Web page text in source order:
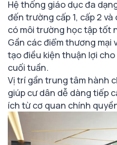
Hệ thống giáo dục đa
đến trường cấp 1, cấp 2
có môi trường học tập tốt
Gần các điểm thương mại
tạo điều kiện thuận lợi
cuối tuần.
Vị trí gần trung tâm hành
giúp cư dân dễ dàng tiếp
ích từ cơ quan chính